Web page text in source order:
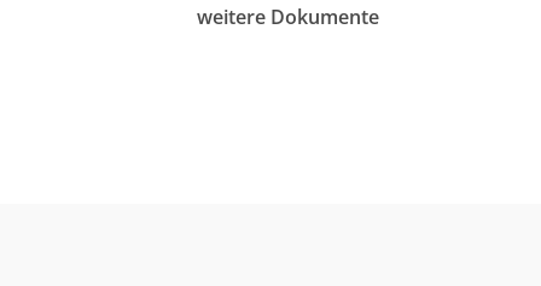
weitere Dokumente